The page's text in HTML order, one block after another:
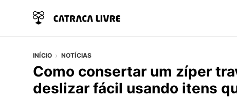
INÍCIO NOTÍCIAS
Como consertar um zíper
deslizar fácil usando itens